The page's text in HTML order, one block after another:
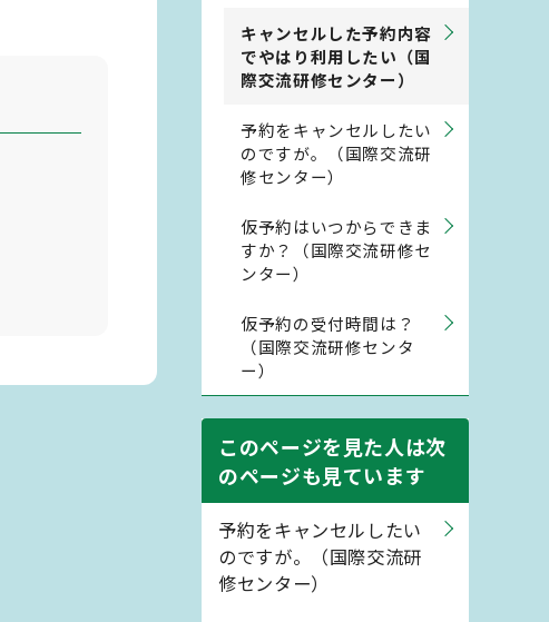
キャンセルした予約内容
でやはり利用したい（国
際交流研修センター）
予約をキャンセルしたい
のですが。（国際交流研
修センター）
仮予約はいつからできま
すか？（国際交流研修セ
ンター）
仮予約の受付時間は？
（国際交流研修センタ
ー）
このページを見た人は次
のページも見ています
予約をキャンセルしたい
のですが。（国際交流研
修センター）